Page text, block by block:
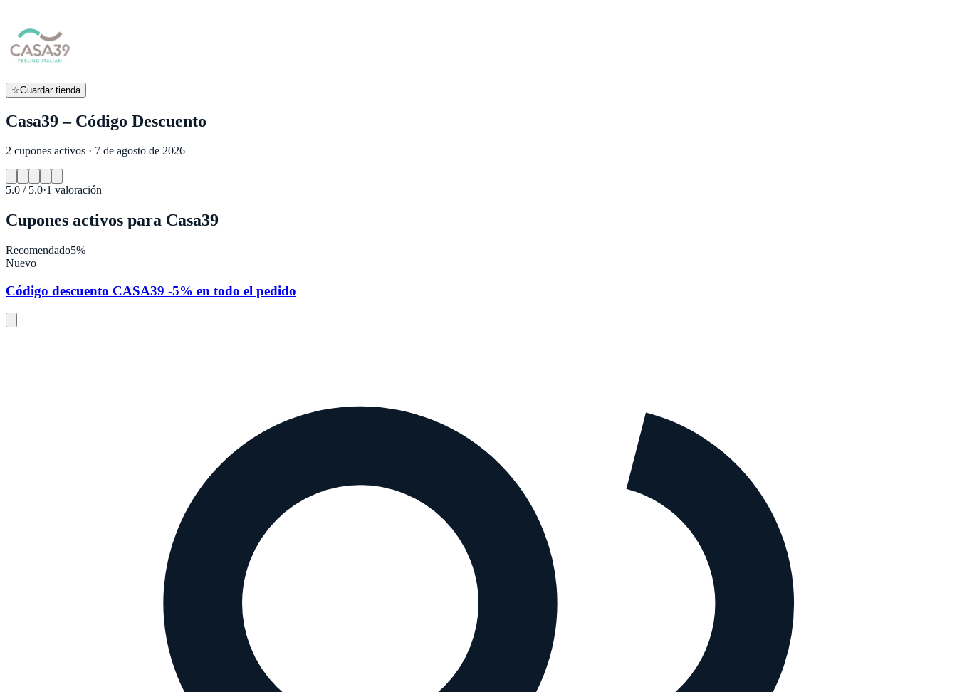
☆Guardar tienda
Casa39 – Código Descuento
2 cupones activos · 7 de agosto de 2026
5.0 / 5.0·1 valoración
Cupones activos para Casa39
Recomendado5%
Nuevo
Código descuento CASA39 -5% en todo el pedido